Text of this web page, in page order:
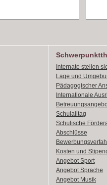
Internate stellen
Lage und
Pädagogischer
Internationale
Schulalltag
Schulische
Abschlüsse
Kosten und
Angebot Sport
Angebot Sprache
Angebot Musik